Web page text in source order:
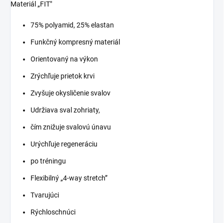
Materiál „FIT"
75% polyamid, 25% elastan
Funkčný kompresný materiál
Orientovaný na výkon
Zrýchľuje prietok krvi
Zvyšuje okysličenie svalov
Udržiava sval zohriaty,
čím znižuje svalovú únavu
Urýchľuje regeneráciu
po tréningu
Flexibilný „4-way stretch”
Tvarujúci
Rýchloschnúci